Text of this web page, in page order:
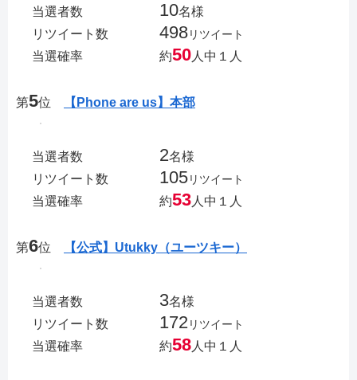
当選者数 10名様
リツイート数
498リツイート
当選確率 約50 人中１人
第5位 【Phone are us】本部
当選者数 2名様
リツイート数
105リツイート
当選確率 約53 人中１人
第6位 【公式】Utukky（ユーツキー）
当選者数 3名様
リツイート数
172リツイート
当選確率 約58 人中１人